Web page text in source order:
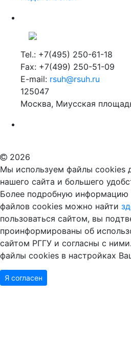
Tel.: +7(495) 250-61-18
Fax: +7(499) 250-51-09
E-mail:rsuh@rsuh.ru
125047
Москва, Миусская
Российский государственный
Мы используем файлы cookies
нашего сайта и большего
Более подробную информацию
файлов cookies можно найти
пользоваться сайтом, вы
проинформированы об
сайтом РГГУ и согласны с
файлы cookies в настройках